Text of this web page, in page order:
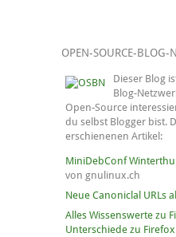
OPEN-SOURCE-BLOG-
Dieser Blog
Blog-
Open-Source
du selbst Blogger bist.
erschienenen Artikel:
MiniDebConf
von gnulinux.ch
Neue Canoniclal URLs
Alles Wissenswerte zu
Unterschiede zu